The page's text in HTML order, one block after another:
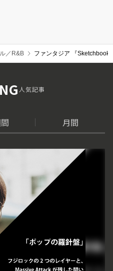
／R&B ファンタジア 『Sketchbook
人気記事
月間